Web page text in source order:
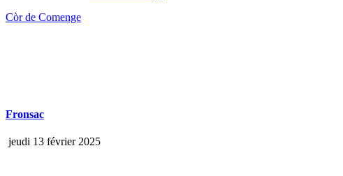
Còr de Comenge
Fronsac
jeudi 13 février 2025